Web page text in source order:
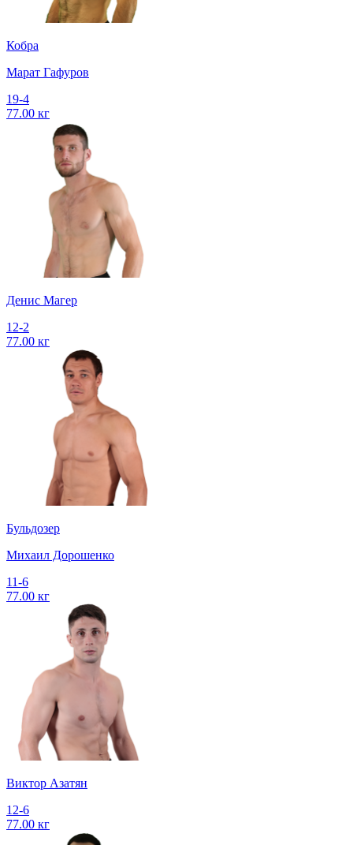
Кобра
Марат Гафуров
19-4
77.00 кг
Денис Магер
12-2
77.00 кг
Бульдозер
Михаил Дорошенко
11-6
77.00 кг
Виктор Азатян
12-6
77.00 кг